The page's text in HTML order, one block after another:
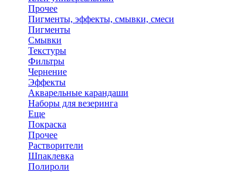
Прочее
Пигменты, эффекты, смывки, смеси
Пигменты
Смывки
Текстуры
Фильтры
Чернение
Эффекты
Акварельные карандаши
Наборы для везеринга
Еще
Покраска
Прочее
Растворители
Шпаклевка
Полироли